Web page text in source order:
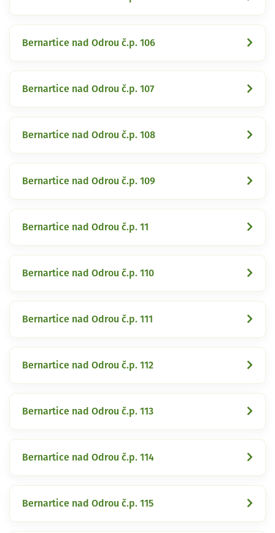
Bernartice nad Odrou č.p. 106
Bernartice nad Odrou č.p. 107
Bernartice nad Odrou č.p. 108
Bernartice nad Odrou č.p. 109
Bernartice nad Odrou č.p. 11
Bernartice nad Odrou č.p. 110
Bernartice nad Odrou č.p. 111
Bernartice nad Odrou č.p. 112
Bernartice nad Odrou č.p. 113
Bernartice nad Odrou č.p. 114
Bernartice nad Odrou č.p. 115